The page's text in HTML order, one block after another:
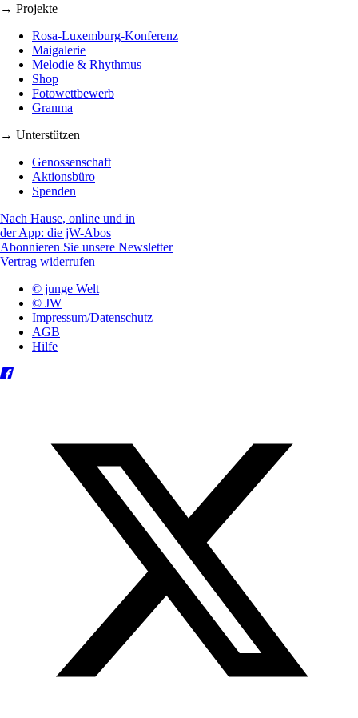
→ Projekte
Rosa-Luxemburg-Konferenz
Maigalerie
Melodie & Rhythmus
Shop
Fotowettbewerb
Granma
→ Unterstützen
Genossenschaft
Aktionsbüro
Spenden
Nach Hause, online und in
der App: die jW-Abos
Abonnieren Sie unsere Newsletter
Vertrag widerrufen
© junge Welt
© JW
Impressum/Datenschutz
AGB
Hilfe